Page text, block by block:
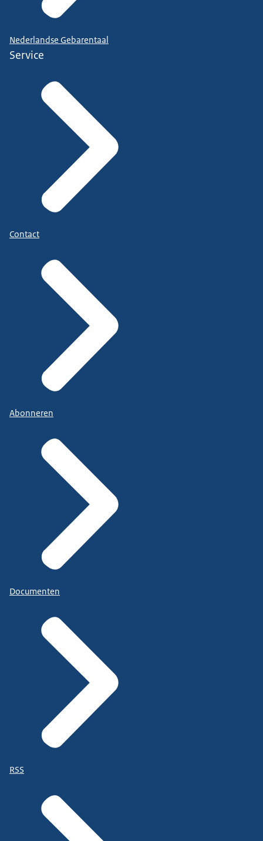
Nederlandse Gebarentaal
Service
Contact
Abonneren
Documenten
RSS